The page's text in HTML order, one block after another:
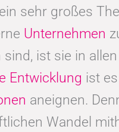
sehr großes
Unternehmen
ist sie in allen
Entwicklung ist
aneignen.
Wandel